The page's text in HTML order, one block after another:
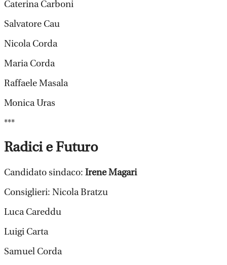
Caterina Carboni
Salvatore Cau
Nicola Corda
Maria Corda
Raffaele Masala
Monica Uras
***
Radici e Futuro
Candidato sindaco: Irene Magari
Consiglieri: Nicola Bratzu
Luca Careddu
Luigi Carta
Samuel Corda